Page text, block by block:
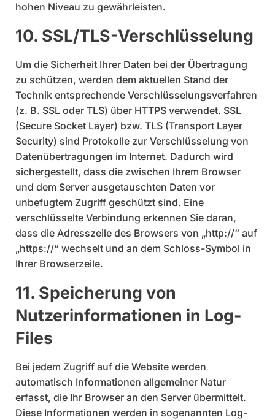
hohen Niveau zu gewährleisten.
10. SSL/TLS-Verschlüsselung
Um die Sicherheit Ihrer Daten bei der Übertragung
zu schützen, werden dem aktuellen Stand der
Technik entsprechende Verschlüsselungsverfahren
(z. B. SSL oder TLS) über HTTPS verwendet. SSL
(Secure Socket Layer) bzw. TLS (Transport Layer
Security) sind Protokolle zur Verschlüsselung von
Datenübertragungen im Internet. Dadurch wird
sichergestellt, dass die zwischen Ihrem Browser
und dem Server ausgetauschten Daten vor
unbefugtem Zugriff geschützt sind. Eine
verschlüsselte Verbindung erkennen Sie daran,
dass die Adresszeile des Browsers von „http://“ auf
„https://“ wechselt und an dem Schloss-Symbol in
Ihrer Browserzeile.
11. Speicherung von
Nutzerinformationen in Log-
Files
Bei jedem Zugriff auf die Website werden
automatisch Informationen allgemeiner Natur
erfasst, die Ihr Browser an den Server übermittelt.
Diese Informationen werden in sogenannten Log-